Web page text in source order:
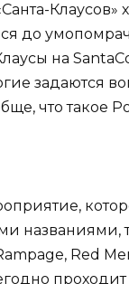
Клаусов»
до
на
задаются
что такое
названиями,
Red